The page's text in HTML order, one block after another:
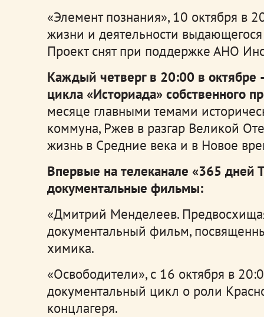
«Элемент познания», 10 октября в
жизни и деятельности
Проект снят при поддержке АНО
Каждый четверг в 20:00 в октябре
цикла «Историада» собственного
месяце главными темами
коммуна, Ржев в разгар Великой
жизнь в Средние века и в Новое
Впервые на телеканале «365 дней
документальные фильмы:
«Дмитрий Менделеев.
документальный фильм,
химика.
«Освободители», с 16 октября в
документальный цикл о роли
концлагеря.